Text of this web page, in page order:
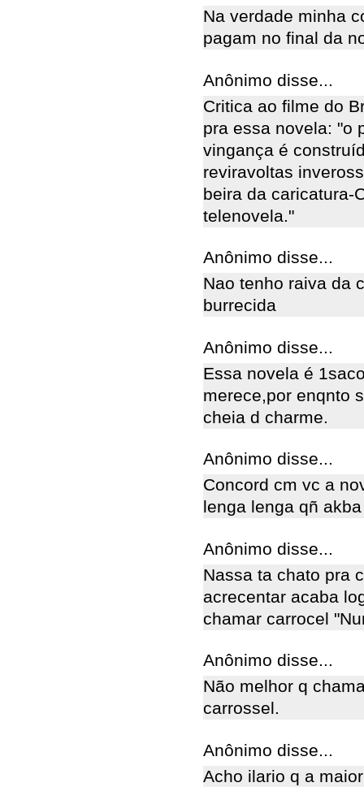
Na verdade minha
pagam no final da
Anônimo disse...
Critica ao filme do
pra essa novela: "o
vingança é
reviravoltas
beira da caricatura-
telenovela."
Anônimo disse...
Nao tenho raiva da
burrecida
Anônimo disse...
Essa novela é
merece,por enqnto
cheia d charme.
Anônimo disse...
Concord cm vc a
lenga lenga qñ
Anônimo disse...
Nassa ta chato pra
acrecentar acaba
chamar carrocel
Anônimo disse...
Não melhor q
carrossel.
Anônimo disse...
Acho ilario q a